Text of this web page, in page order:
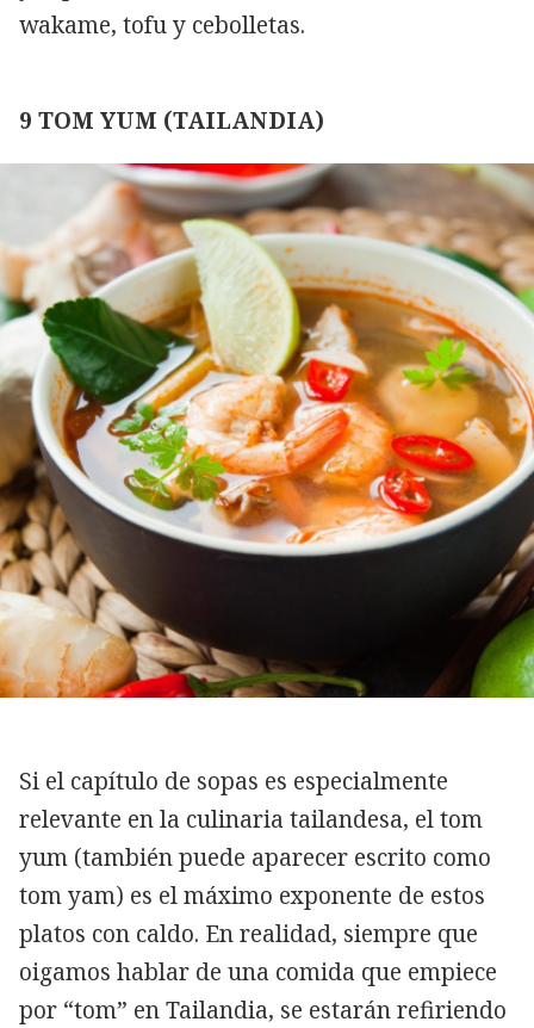
wakame, tofu y cebolletas.
9 TOM YUM (TAILANDIA)
Si el capítulo de sopas es especialmente
relevante en la culinaria tailandesa, el tom
yum (también puede aparecer escrito como
tom yam) es el máximo exponente de estos
platos con caldo. En realidad, siempre que
oigamos hablar de una comida que empiece
por “tom” en Tailandia, se estarán refiriendo